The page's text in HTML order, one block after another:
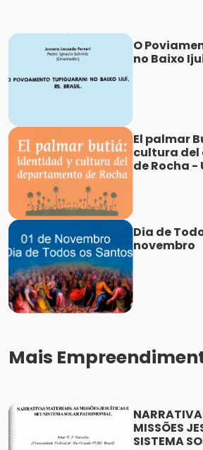
O
no Baixo
El palmar
cultura
de Rocha -
Dia de
novembro
Mais
MISSÕES
SISTEMA